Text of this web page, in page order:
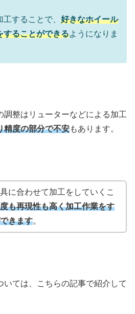
することで、 好きなホイール
することができるようになりま
調整はリューターなどによる加工
精度の部分で不安もあります。
に合わせて加工をしていくこ
も再現性も高く加工作業をす
きます。
いては、こちらの記事で紹介して